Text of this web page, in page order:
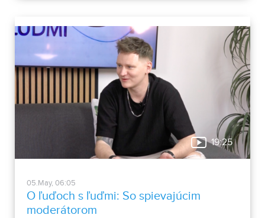
19:25
05.May, 06:05
O ľuďoch s ľuďmi: So spievajúcim
moderátorom